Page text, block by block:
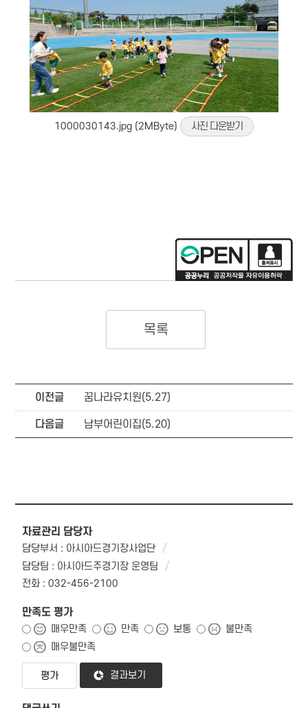
1000030143.jpg (2MByte) 사진 다운받기
목록
이전글 꿈나라유치원(5.27)
다음글 남부어린이집(5.20)
자료관리 담당자
담당부서 : 아시아드경기장사업단
담당팀 : 아시아드주경기장 운영팀
전화 : 032-456-2100
만족도 평가
매우만족 만족 보통
불만족
매우불만족
결과보기